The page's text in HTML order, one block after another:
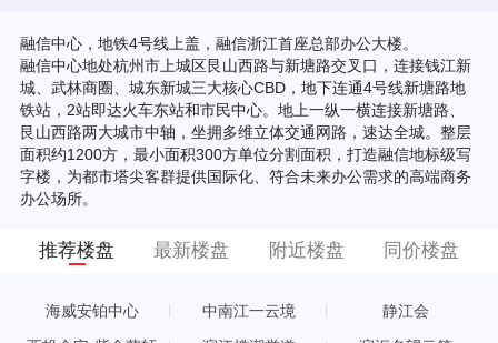
融信中心，地铁4号线上盖，融信浙江首座总部办公大楼。
融信中心地处杭州市上城区艮山西路与新塘路交叉口，连接钱江新
城、武林商圈、城东新城三大核心CBD，地下连通4号线新塘路地
铁站，2站即达火车东站和市民中心。地上一纵一横连接新塘路、
艮山西路两大城市中轴，坐拥多维立体交通网路，速达全城。整层
面积约1200方，最小面积300方单位分割面积，打造融信地标级写
字楼，为都市塔尖客群提供国际化、符合未来办公需求的高端商务
办公场所。
推荐楼盘 最新楼盘 附近楼盘 同价楼盘
海威安铂中心 中南江一云境 静江会